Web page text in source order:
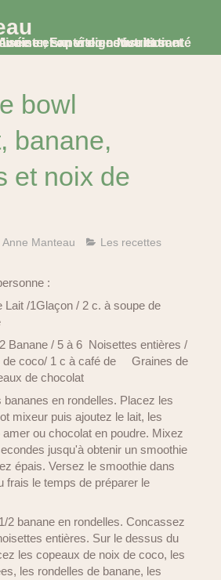
spécialisée en santé digestive et santé féminine à Saumur, Avoine et en visio consultation
bowl
banane,
et noix de
Anne Manteau Les recettes
:
Lait /1Glaçon / 2 c. à soupe de
Banane / 5 à 6 Noisettes entières /
de coco/ 1 c à café de Graines de
de chocolat
bananes en rondelles. Placez les
mixeur puis ajoutez le lait, les
ou chocolat en poudre. Mixez
jusqu'à obtenir un smoothie
épais. Versez le smoothie dans
frais le temps de préparer le
2 banane en rondelles. Concassez
entières. Sur le dessus du
les copeaux de noix de coco, les
les rondelles de banane, les